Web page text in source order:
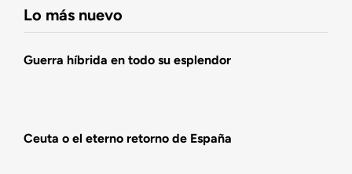
Lo más nuevo
Guerra híbrida en todo su esplendor
Ceuta o el eterno retorno de España